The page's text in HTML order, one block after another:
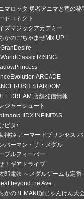
知らせ
ールド」！
せ
のお知らせ
ビ」！
せ
のお知らせ
オハル」！
せ
マロッタ 勇者アニマと竜の秘
ドコネクト
ズマジックアカデミー
かのごちゃまぜMix UP！
RISING
ARCADE
STARDOM
DREAM 店舗発信情報
ジャーシュート
IIDX INFINITAS
ビタ♪
姫 アーマードプリンセス バトルコンダク
バーマン・ザ・メダル
ブルフィーバー
！ギアドライブ
郎電鉄 ～メダルゲームも定番
beyond the Ave.
かのBEMANI超じゃんけん大